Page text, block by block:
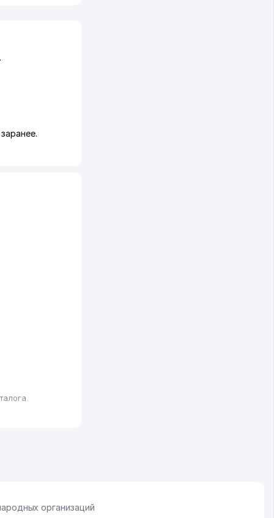
организаций